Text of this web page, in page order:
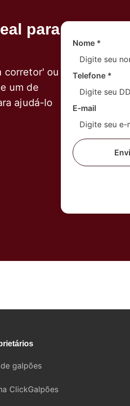
para
corretor' ou
um de
ajudá-lo
Nome *
Telefone *
E-mail
galpões
ClickGalpões